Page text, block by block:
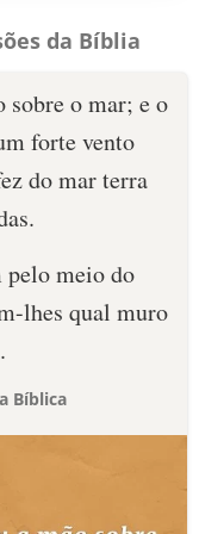
da Bíblia
sobre o mar; e o
forte vento
do mar terra
pelo meio do
lhes qual muro
Bíblica